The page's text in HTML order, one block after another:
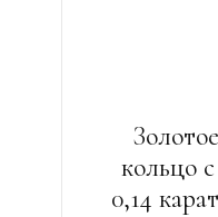
кольцо
0,14